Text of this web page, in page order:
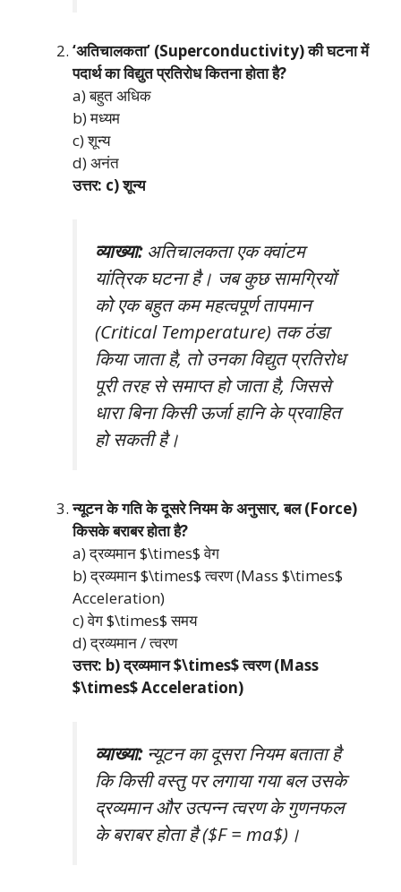
‘अतिचालकता’ (Superconductivity) की घटना में
पदार्थ का विद्युत प्रतिरोध कितना होता है?
a) बहुत अधिक
b) मध्यम
c) शून्य
d) अनंत
उत्तर: c) शून्य
व्याख्या:अतिचालकता एक क्वांटम
यांत्रिक घटना है। जब कुछ सामग्रियों
को एक बहुत कम महत्वपूर्ण तापमान
(Critical Temperature) तक ठंडा
किया जाता है, तो उनका विद्युत प्रतिरोध
पूरी तरह से समाप्त हो जाता है, जिससे
धारा बिना किसी ऊर्जा हानि के प्रवाहित
हो सकती है।
न्यूटन के गति के दूसरे नियम के अनुसार, बल (Force)
किसके बराबर होता है?
a) द्रव्यमान $\times$ वेग
b) द्रव्यमान $\times$ त्वरण (Mass $\times$
Acceleration)
c) वेग $\times$ समय
d) द्रव्यमान / त्वरण
उत्तर: b) द्रव्यमान $\times$ त्वरण (Mass
$\times$ Acceleration)
व्याख्या:न्यूटन का दूसरा नियम बताता है
कि किसी वस्तु पर लगाया गया बल उसके
द्रव्यमान और उत्पन्न त्वरण के गुणनफल
के बराबर होता है ($F = ma$)।